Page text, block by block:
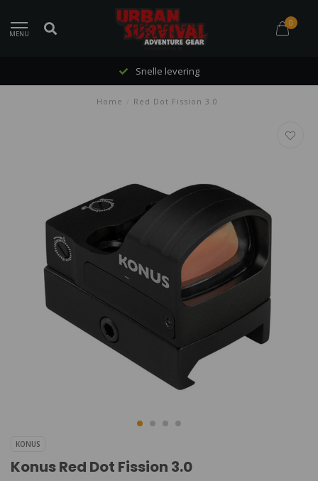
MENU
0
Snelle levering
Home Red Dot Fission 3.0
KONUS
Konus Red Dot Fission 3.0